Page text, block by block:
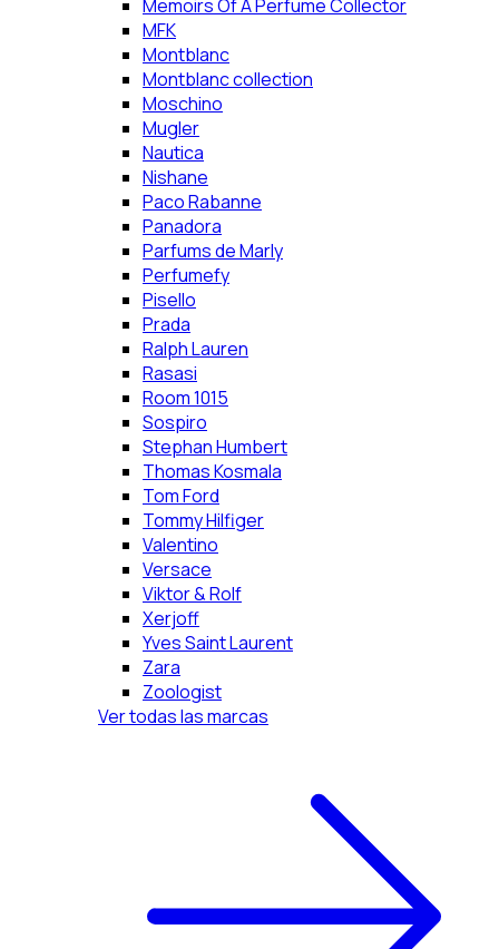
Memoirs Of A Perfume Collector
MFK
Montblanc
Montblanc collection
Moschino
Mugler
Nautica
Nishane
Paco Rabanne
Panadora
Parfums de Marly
Perfumefy
Pisello
Prada
Ralph Lauren
Rasasi
Room 1015
Sospiro
Stephan Humbert
Thomas Kosmala
Tom Ford
Tommy Hilfiger
Valentino
Versace
Viktor & Rolf
Xerjoff
Yves Saint Laurent
Zara
Zoologist
Ver todas las marcas